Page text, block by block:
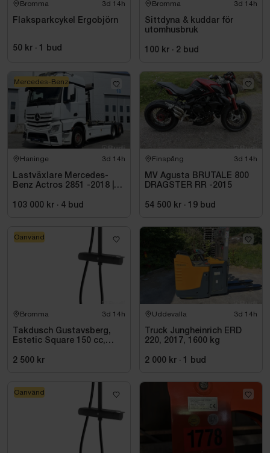
Bromma 3d 14h
Flaksparkcykel Ergobjörn
50 kr · 1 bud
Bromma 3d 14h
Sittdyna & kuddar för
utomhusbruk
100 kr · 2 bud
Haninge 3d 14h
Lastväxlare Mercedes-
Benz Actros 2851 -2018 |
103 000 kr · 4 bud
Mercedes-Benz
Finspång 3d 14h
MV Agusta BRUTALE 800
DRAGSTER RR -2015
54 500 kr · 19 bud
Bromma 3d 14h
Takdusch Gustavsberg,
Estetic Square 150 cc,
2 500 kr
Oanvänd
Uddevalla 3d 14h
Truck Jungheinrich ERD
220, 2017, 1600 kg
2 000 kr · 1 bud
Oanvänd